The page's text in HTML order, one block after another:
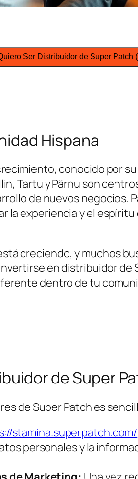
Ser Distribuidor de Super Patch
Hispana
conocido por
Tartu y Pärnu son
de nuevos negocios.
la experiencia y el
creciendo, y muchos
en distribuidor de
dentro de tu
de Super
de Super Patch es
stamina.superpatch.com/
personales y la